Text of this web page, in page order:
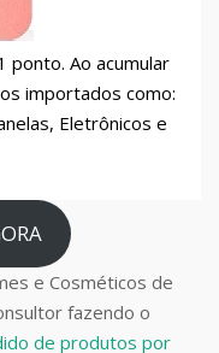
ponto. Ao acumular
importados como:
Eletrônicos e
e Cosméticos de
fazendo o
de produtos por